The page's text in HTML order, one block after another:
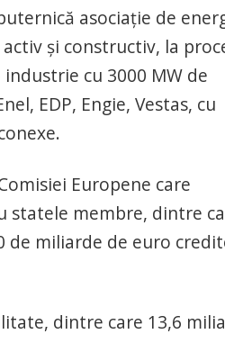
asociație de
și constructiv, la
cu 3000 MW de
EDP, Engie, Vestas, cu
Europene care
statele membre, dintre
de miliarde de euro
dintre care 13,6